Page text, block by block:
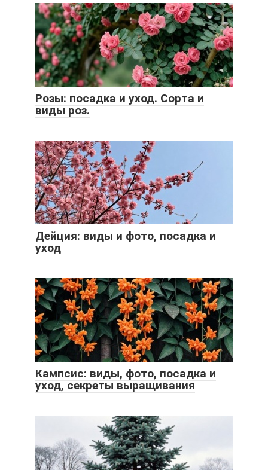
Розы: посадка и уход. Сорта и
виды роз.
Дейция: виды и фото, посадка и
уход
Кампсис: виды, фото, посадка и
уход, секреты выращивания